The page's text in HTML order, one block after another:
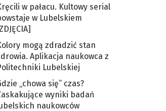
w pałacu. Kultowy serial
w Lubelskiem
mogą zdradzić stan
Aplikacja naukowca z
Lubelskiej
„chowa się” czas?
wyniki badań
naukowców